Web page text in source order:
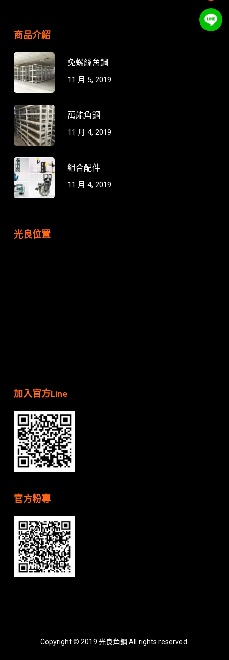
商品介紹
免螺絲角鋼
11 月 5, 2019
萬能角鋼
11 月 4, 2019
組合配件
11 月 4, 2019
光良位置
加入官方Line
官方粉專
Copyright © 2019 光良角鋼 All rights reserved.